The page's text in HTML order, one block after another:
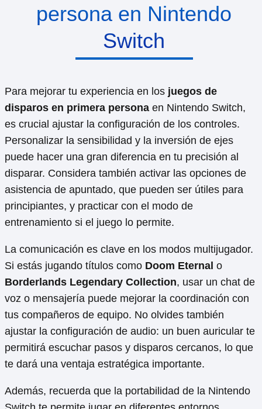
persona en Nintendo
Switch
Para mejorar tu experiencia en los juegos de
disparos en primera persona en Nintendo Switch,
es crucial ajustar la configuración de los controles.
Personalizar la sensibilidad y la inversión de ejes
puede hacer una gran diferencia en tu precisión al
disparar. Considera también activar las opciones de
asistencia de apuntado, que pueden ser útiles para
principiantes, y practicar con el modo de
entrenamiento si el juego lo permite.
La comunicación es clave en los modos multijugador.
Si estás jugando títulos como Doom Eternal o
Borderlands Legendary Collection, usar un chat de
voz o mensajería puede mejorar la coordinación con
tus compañeros de equipo. No olvides también
ajustar la configuración de audio: un buen auricular te
permitirá escuchar pasos y disparos cercanos, lo que
te dará una ventaja estratégica importante.
Además, recuerda que la portabilidad de la Nintendo